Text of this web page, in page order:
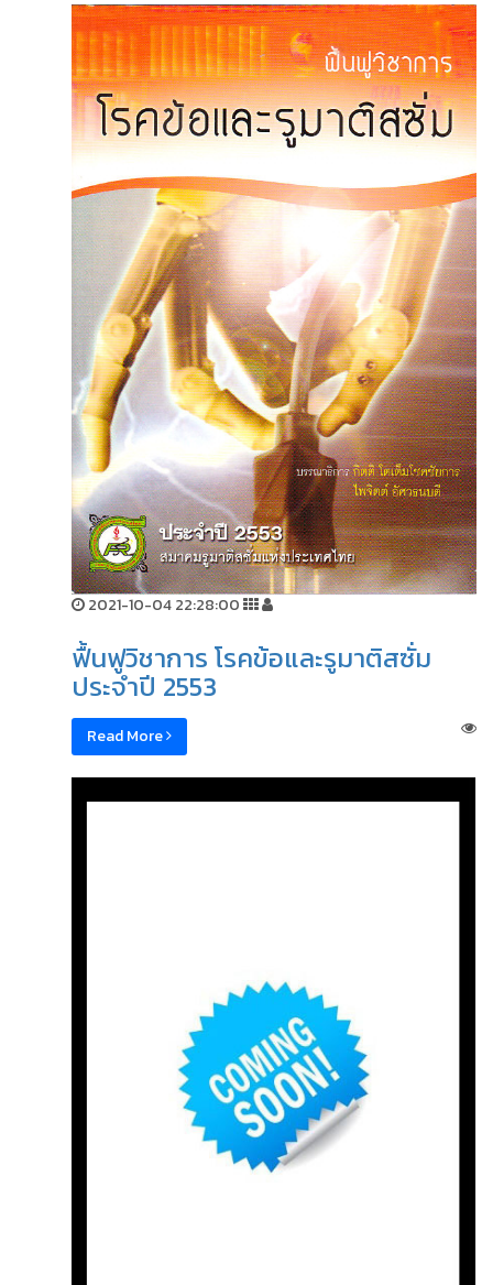
2021-10-04 22:28:00
ฟื้นฟูวิชาการ โรคข้อและรูมาติสซั่ม
ประจำปี 2553
Read More